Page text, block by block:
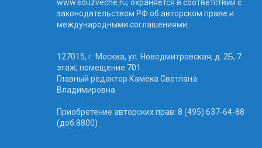
www.souzveche.ru, охраняется в соответствии с
законодательством РФ об авторском праве и
международными соглашениями.
127015, г. Москва, ул. Новодмитровская, д. 2Б, 7
этаж, помещение 701
Главный редактор Камека Светлана
Владимировна
Приобретение авторских прав: 8 (495) 637-64-88
(доб.8800)